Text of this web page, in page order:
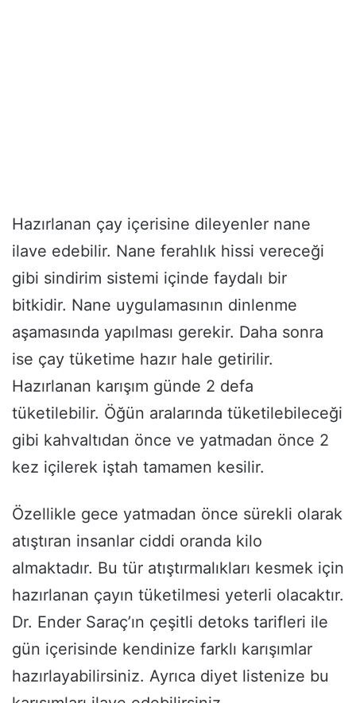
Hazırlanan çay içerisine dileyenler nane
ilave edebilir. Nane ferahlık hissi vereceği
gibi sindirim sistemi içinde faydalı bir
bitkidir. Nane uygulamasının dinlenme
aşamasında yapılması gerekir. Daha sonra
ise çay tüketime hazır hale getirilir.
Hazırlanan karışım günde 2 defa
tüketilebilir. Öğün aralarında tüketilebileceği
gibi kahvaltıdan önce ve yatmadan önce 2
kez içilerek iştah tamamen kesilir.
Özellikle gece yatmadan önce sürekli olarak
atıştıran insanlar ciddi oranda kilo
almaktadır. Bu tür atıştırmalıkları kesmek için
hazırlanan çayın tüketilmesi yeterli olacaktır.
Dr. Ender Saraç’ın çeşitli detoks tarifleri ile
gün içerisinde kendinize farklı karışımlar
hazırlayabilirsiniz. Ayrıca diyet listenize bu